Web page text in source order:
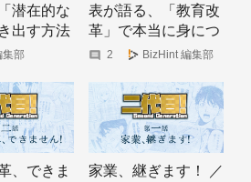
潜在的な
出す方法
集部
表が語る、「教育改
革」で本当に身につ
けたい力とは？
2 BizHint 編集部
、できま
家業、継ぎます！ ／